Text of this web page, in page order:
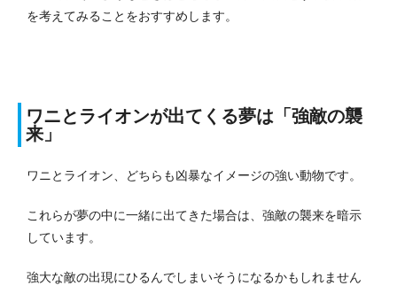
を考えてみることをおすすめします。
ワニとライオンが出てくる夢は「強敵の襲
来」
ワニとライオン、どちらも凶暴なイメージの強い動物です。
これらが夢の中に一緒に出てきた場合は、強敵の襲来を暗示
しています。
強大な敵の出現にひるんでしまいそうになるかもしれません